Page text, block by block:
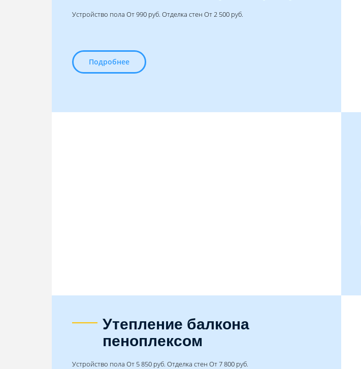
Устройство пола От 990 руб. Отделка стен От 2 500 руб.
Подробнее
Утепление балкона
пеноплексом
Устройство пола От 5 850 руб. Отделка стен От 7 800 руб.